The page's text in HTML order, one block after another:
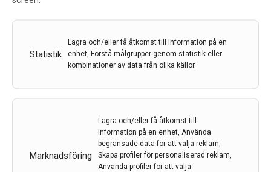
Statistik
Lagra och/eller få åtkomst till information på en
enhet, Förstå målgrupper genom statistik eller
kombinationer av data från olika källor.
Marknadsföring
Lagra och/eller få åtkomst till
information på en enhet, Använda
begränsade data för att välja reklam,
Skapa profiler för personaliserad reklam,
Använda profiler för att välja
19 mar 2013
Jan-Olof Smedberg,Kliniken i Fokus,
hänt på senare tid vid neurologenheten på Falu
lasarett. Klinikens framsteg har väckt intresse och
Svenska neurolog föreningens vårmöte avhålls i Falun i